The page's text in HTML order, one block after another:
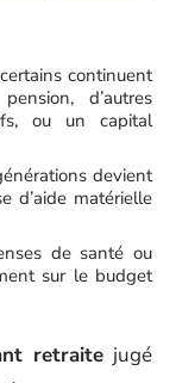
continuent
d’autres
ou un capital
devient
d’aide matérielle
de santé ou
sur le budget
retraite jugé